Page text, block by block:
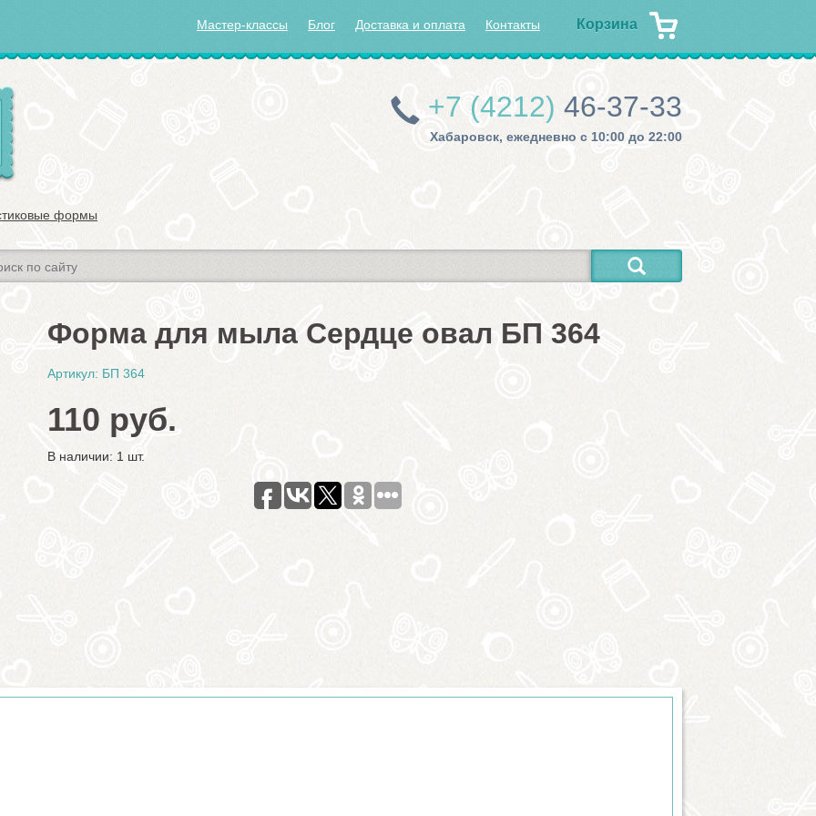
Корзина
Мастер-классы Блог Доставка и оплата Контакты
+7 (4212) 46-37-33
Хабаровск, ежедневно с 10:00 до 22:00
формы
Форма для мыла Сердце овал БП 364
Артикул: БП 364
110 руб.
В наличии: 1 шт.